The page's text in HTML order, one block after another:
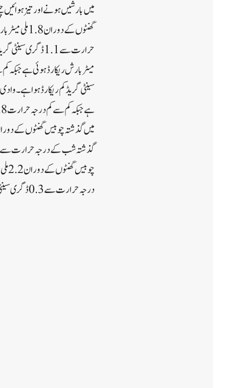
میں بارشیں ہونے اور تیز
درجہ حرارت سے0.3 ڈگری سینٹی گریڈ کم ریکارڈ ہوا ہے۔یو این آئی